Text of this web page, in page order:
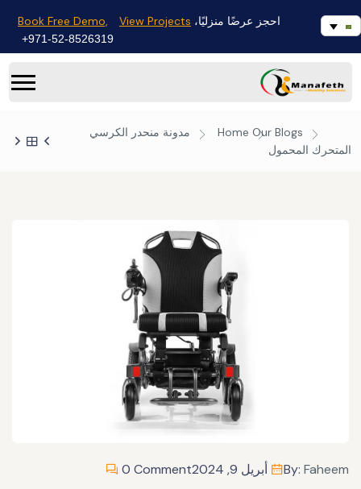
احجز عرضًا منزليًا، Book Free Demo, View Projects
971-52-8526319+
Home Our Blogs مدونة منحدر الكرسي
المتحرك المحمول
By: Faheem أبريل 9, 2024 0 Comment